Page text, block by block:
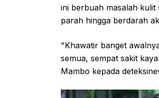
ini berbuah masalah kulit
parah hingga berdarah
"Khawatir banget
semua, sempat sakit
Mambo kepada